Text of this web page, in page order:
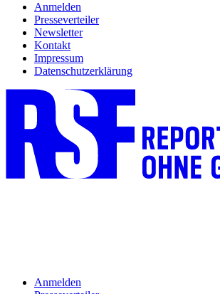
Anmelden
Presseverteiler
Newsletter
Kontakt
Impressum
Datenschutzerklärung
Anmelden